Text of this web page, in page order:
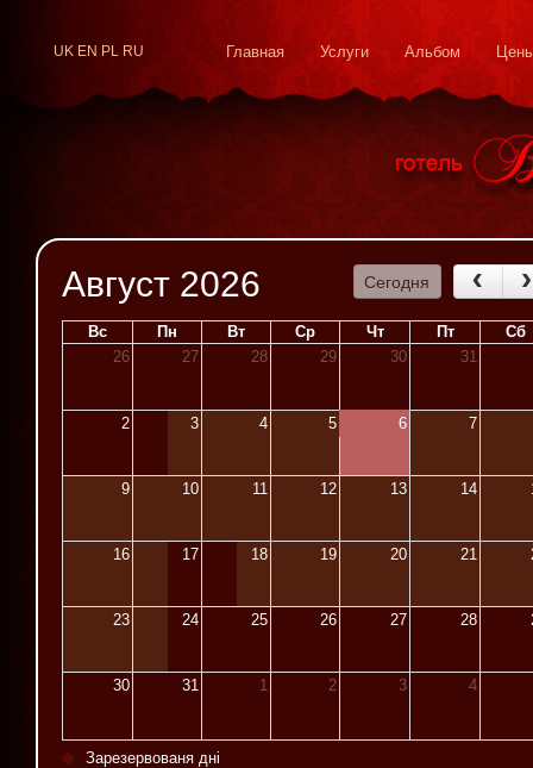
UK EN PL RU Главная Услуги Альбом
Август 2026 Сегодня
Вс Пн Вт Ср Чт Пт
Сб
26
27 28 29 30 31
2 3 4 5 6 7
9 10 11 12 13 14
16 17 18 19 20 21
23 24 25 26 27 28
30 31 1 2 3 4
Зарезервованя дні